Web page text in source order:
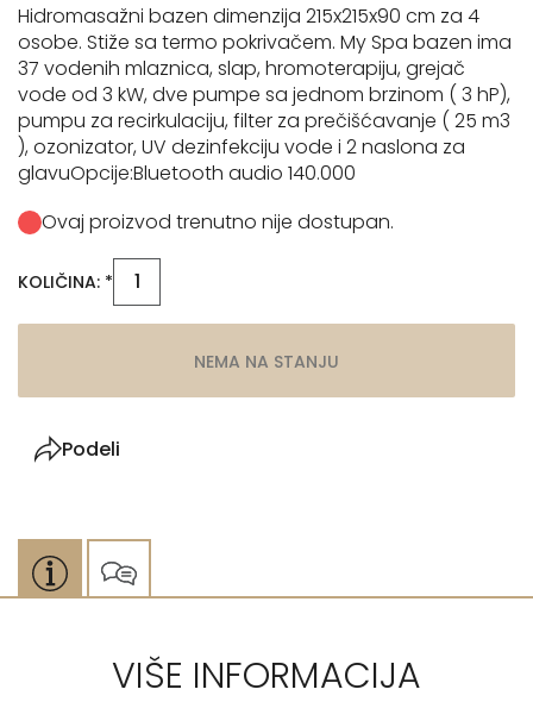
Hidromasažni bazen dimenzija 215x215x90 cm za 4
osobe. Stiže sa termo pokrivačem. My Spa bazen ima
37 vodenih mlaznica, slap, hromoterapiju, grejač
vode od 3 kW, dve pumpe sa jednom brzinom ( 3 hP),
pumpu za recirkulaciju, filter za prečišćavanje ( 25 m3
), ozonizator, UV dezinfekciju vode i 2 naslona za
glavuOpcije:Bluetooth audio 140.000
Ovaj proizvod trenutno nije dostupan.
KOLIČINA: *
NEMA NA STANJU
Podeli
VIŠE INFORMACIJA